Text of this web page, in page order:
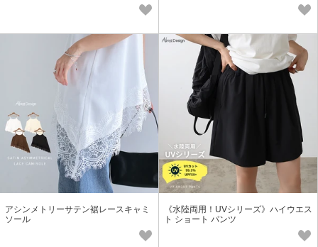
アシンメトリーサテン裾レースキャミ
ソール
《水陸両用！UVシリーズ》ハイウエス
ト ショート パンツ